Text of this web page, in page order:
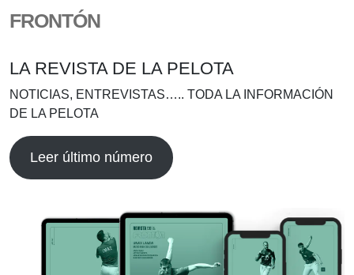
FRONTÓN
LA REVISTA DE LA PELOTA
NOTICIAS, ENTREVISTAS….. TODA LA INFORMACIÓN
DE LA PELOTA
Leer último número